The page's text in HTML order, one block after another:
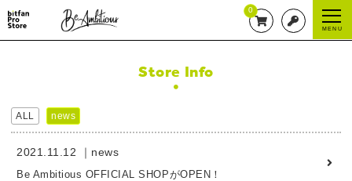
0
MENU
Store Info
ALL news
2021.11.12 news
Be Ambitious OFFICIAL SHOPがOPEN！